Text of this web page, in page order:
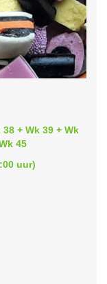
+ Wk 39 + Wk
45
uur)